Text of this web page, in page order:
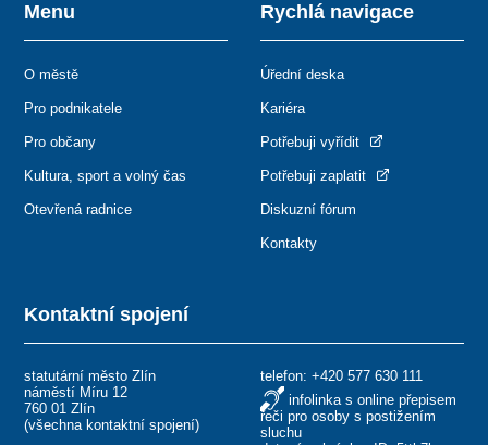
Kontaktní spojení
statutární město Zlín
náměstí Míru 12
760 01 Zlín
(všechna kontaktní spojení)
telefon: +420 577 630 111
infolinka s online přepisem
řeči pro osoby s postižením
sluchu
Menu
O městě
Pro podnikatele
Pro občany
Kultura, sport a volný čas
Otevřená radnice
Rychlá navigace
Úřední deska
Kariéra
Potřebuji vyřídit
Potřebuji zaplatit
Diskuzní fórum
Kontakty